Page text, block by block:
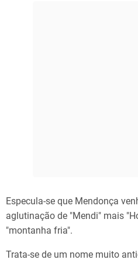
Especula-se que Mendonça
aglutinação de "Mendi" mais
"montanha fria".
Trata-se de um nome muito